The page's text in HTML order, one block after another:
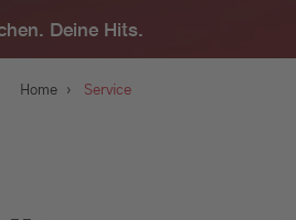
Deine Hits.
Home › Service